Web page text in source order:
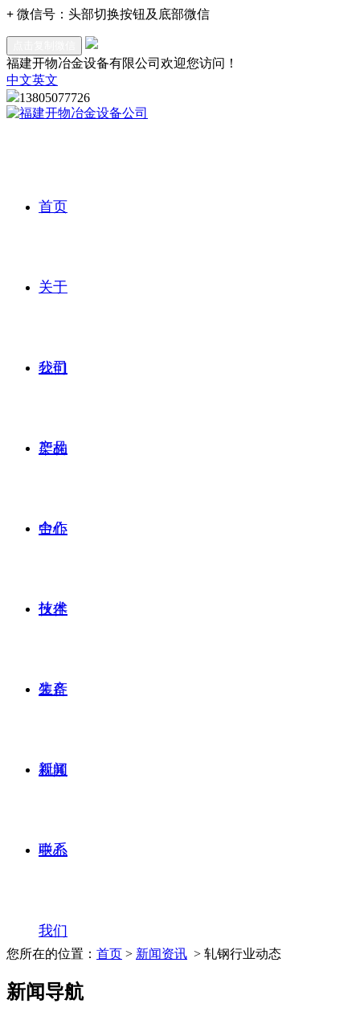
+ 微信号： 头部切换按钮及底部微信
福建开物冶金设备有限公司欢迎您访问！
中文英文
13805077726
首页
关于
我们
公司
架构
产品
中心
合作
伙伴
技术
装备
生产
视频
新闻
中心
联系
我们
您所在的位置： 首页 > 新闻资讯 > 轧钢行业动态
新闻导航